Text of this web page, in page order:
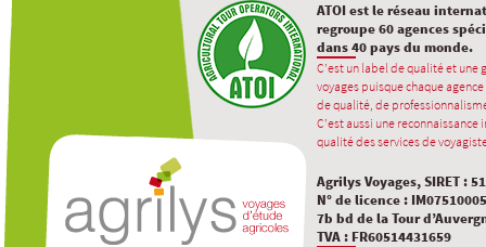
ATOI est le réseau
regroupe 60 agences
dans 40 pays du monde.
C’est un label de qualité et
voyages puisque chaque
de qualité, de
C’est aussi une
qualité des services de
Agrilys Voyages, SIRET :
N° de licence :
7b bd de la Tour
TVA : FR60514431659